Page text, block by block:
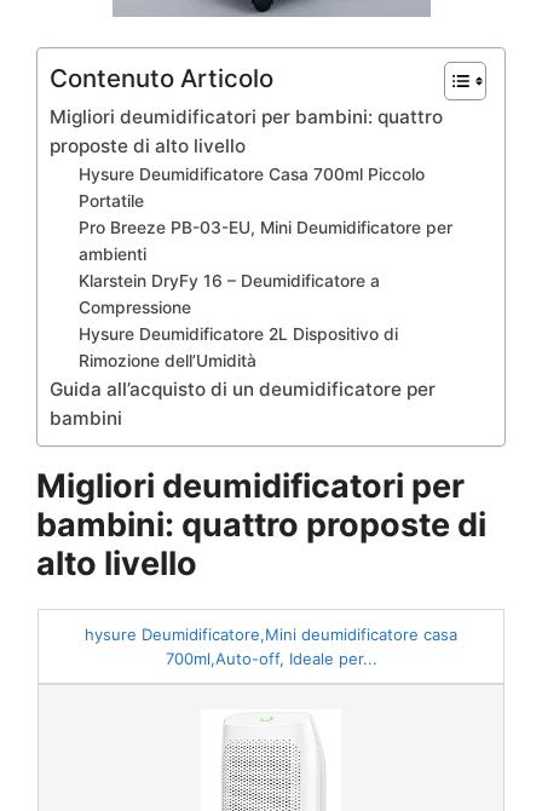
Contenuto Articolo
Migliori deumidificatori per bambini: quattro
proposte di alto livello
Hysure Deumidificatore Casa 700ml Piccolo
Portatile
Pro Breeze PB-03-EU, Mini Deumidificatore per
ambienti
Klarstein DryFy 16 – Deumidificatore a
Compressione
Hysure Deumidificatore 2L Dispositivo di
Rimozione dell’Umidità
Guida all’acquisto di un deumidificatore per
bambini
Migliori deumidificatori per
bambini: quattro proposte di
alto livello
hysure Deumidificatore,Mini deumidificatore casa
700ml,Auto-off, Ideale per...